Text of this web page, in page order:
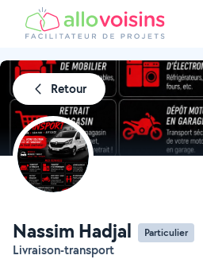
Retour
Nassim Hadjal Particulier
Livraison-transport